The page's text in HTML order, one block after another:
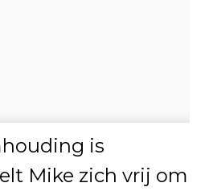
is
Mike zich vrij om